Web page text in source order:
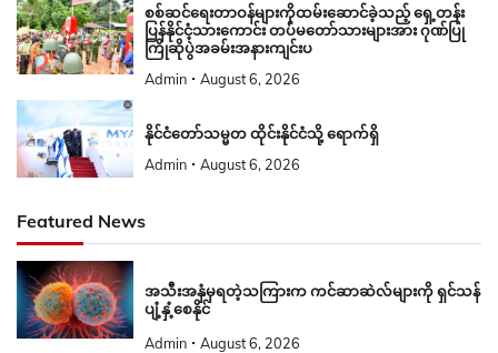
စစ်ဆင်ရေးတာဝန်များကိုထမ်းဆောင်ခဲ့သည့် ရှေ့တန်း
ပြန်နိုင်ငံ့သားကောင်း တပ်မတော်သားများအား ဂုဏ်ပြု
ကြိုဆိုပွဲအခမ်းအနားကျင်းပ
Admin August 6, 2026
နိုင်ငံတော်သမ္မတ ထိုင်းနိုင်ငံသို့ ရောက်ရှိ
Admin August 6, 2026
Featured News
အသီးအနှံမှရတဲ့သကြားက ကင်ဆာဆဲလ်များကို ရှင်သန်
ပျံ့နှံ့စေနိုင်
Admin August 6, 2026